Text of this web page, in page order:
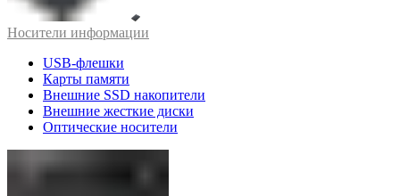
Носители информации
USB-флешки
Карты памяти
Внешние SSD накопители
Внешние жесткие диски
Оптические носители